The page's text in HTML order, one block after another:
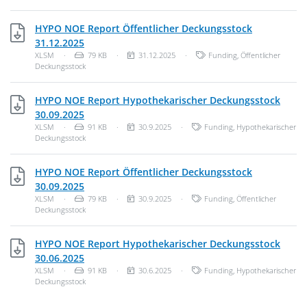
HYPO NOE Report Öffentlicher Deckungsstock
31.12.2025XLSM, 79 KB
Dateityp: Unbekannter Dateityp
XLSM · Dateigröße:
79 KB · Veröffentlichungsdatum:
31.12.2025 · Kategorien:
Funding, Öffentlicher
Deckungsstock
HYPO NOE Report Hypothekarischer Deckungsstock
30.09.2025XLSM, 91 KB
Dateityp: Unbekannter Dateityp
XLSM · Dateigröße:
91 KB · Veröffentlichungsdatum:
30.9.2025 · Kategorien:
Funding, Hypothekarischer
Deckungsstock
HYPO NOE Report Öffentlicher Deckungsstock
30.09.2025XLSM, 79 KB
Dateityp: Unbekannter Dateityp
XLSM · Dateigröße:
79 KB · Veröffentlichungsdatum:
30.9.2025 · Kategorien:
Funding, Öffentlicher
Deckungsstock
HYPO NOE Report Hypothekarischer Deckungsstock
30.06.2025XLSM, 91 KB
Dateityp: Unbekannter Dateityp
XLSM · Dateigröße:
91 KB · Veröffentlichungsdatum:
30.6.2025 · Kategorien:
Funding, Hypothekarischer
Deckungsstock